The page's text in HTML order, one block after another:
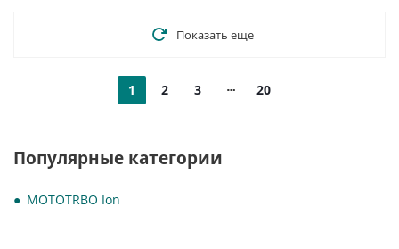
Показать еще
1 2 3 20
Популярные категории
MOTOTRBO Ion